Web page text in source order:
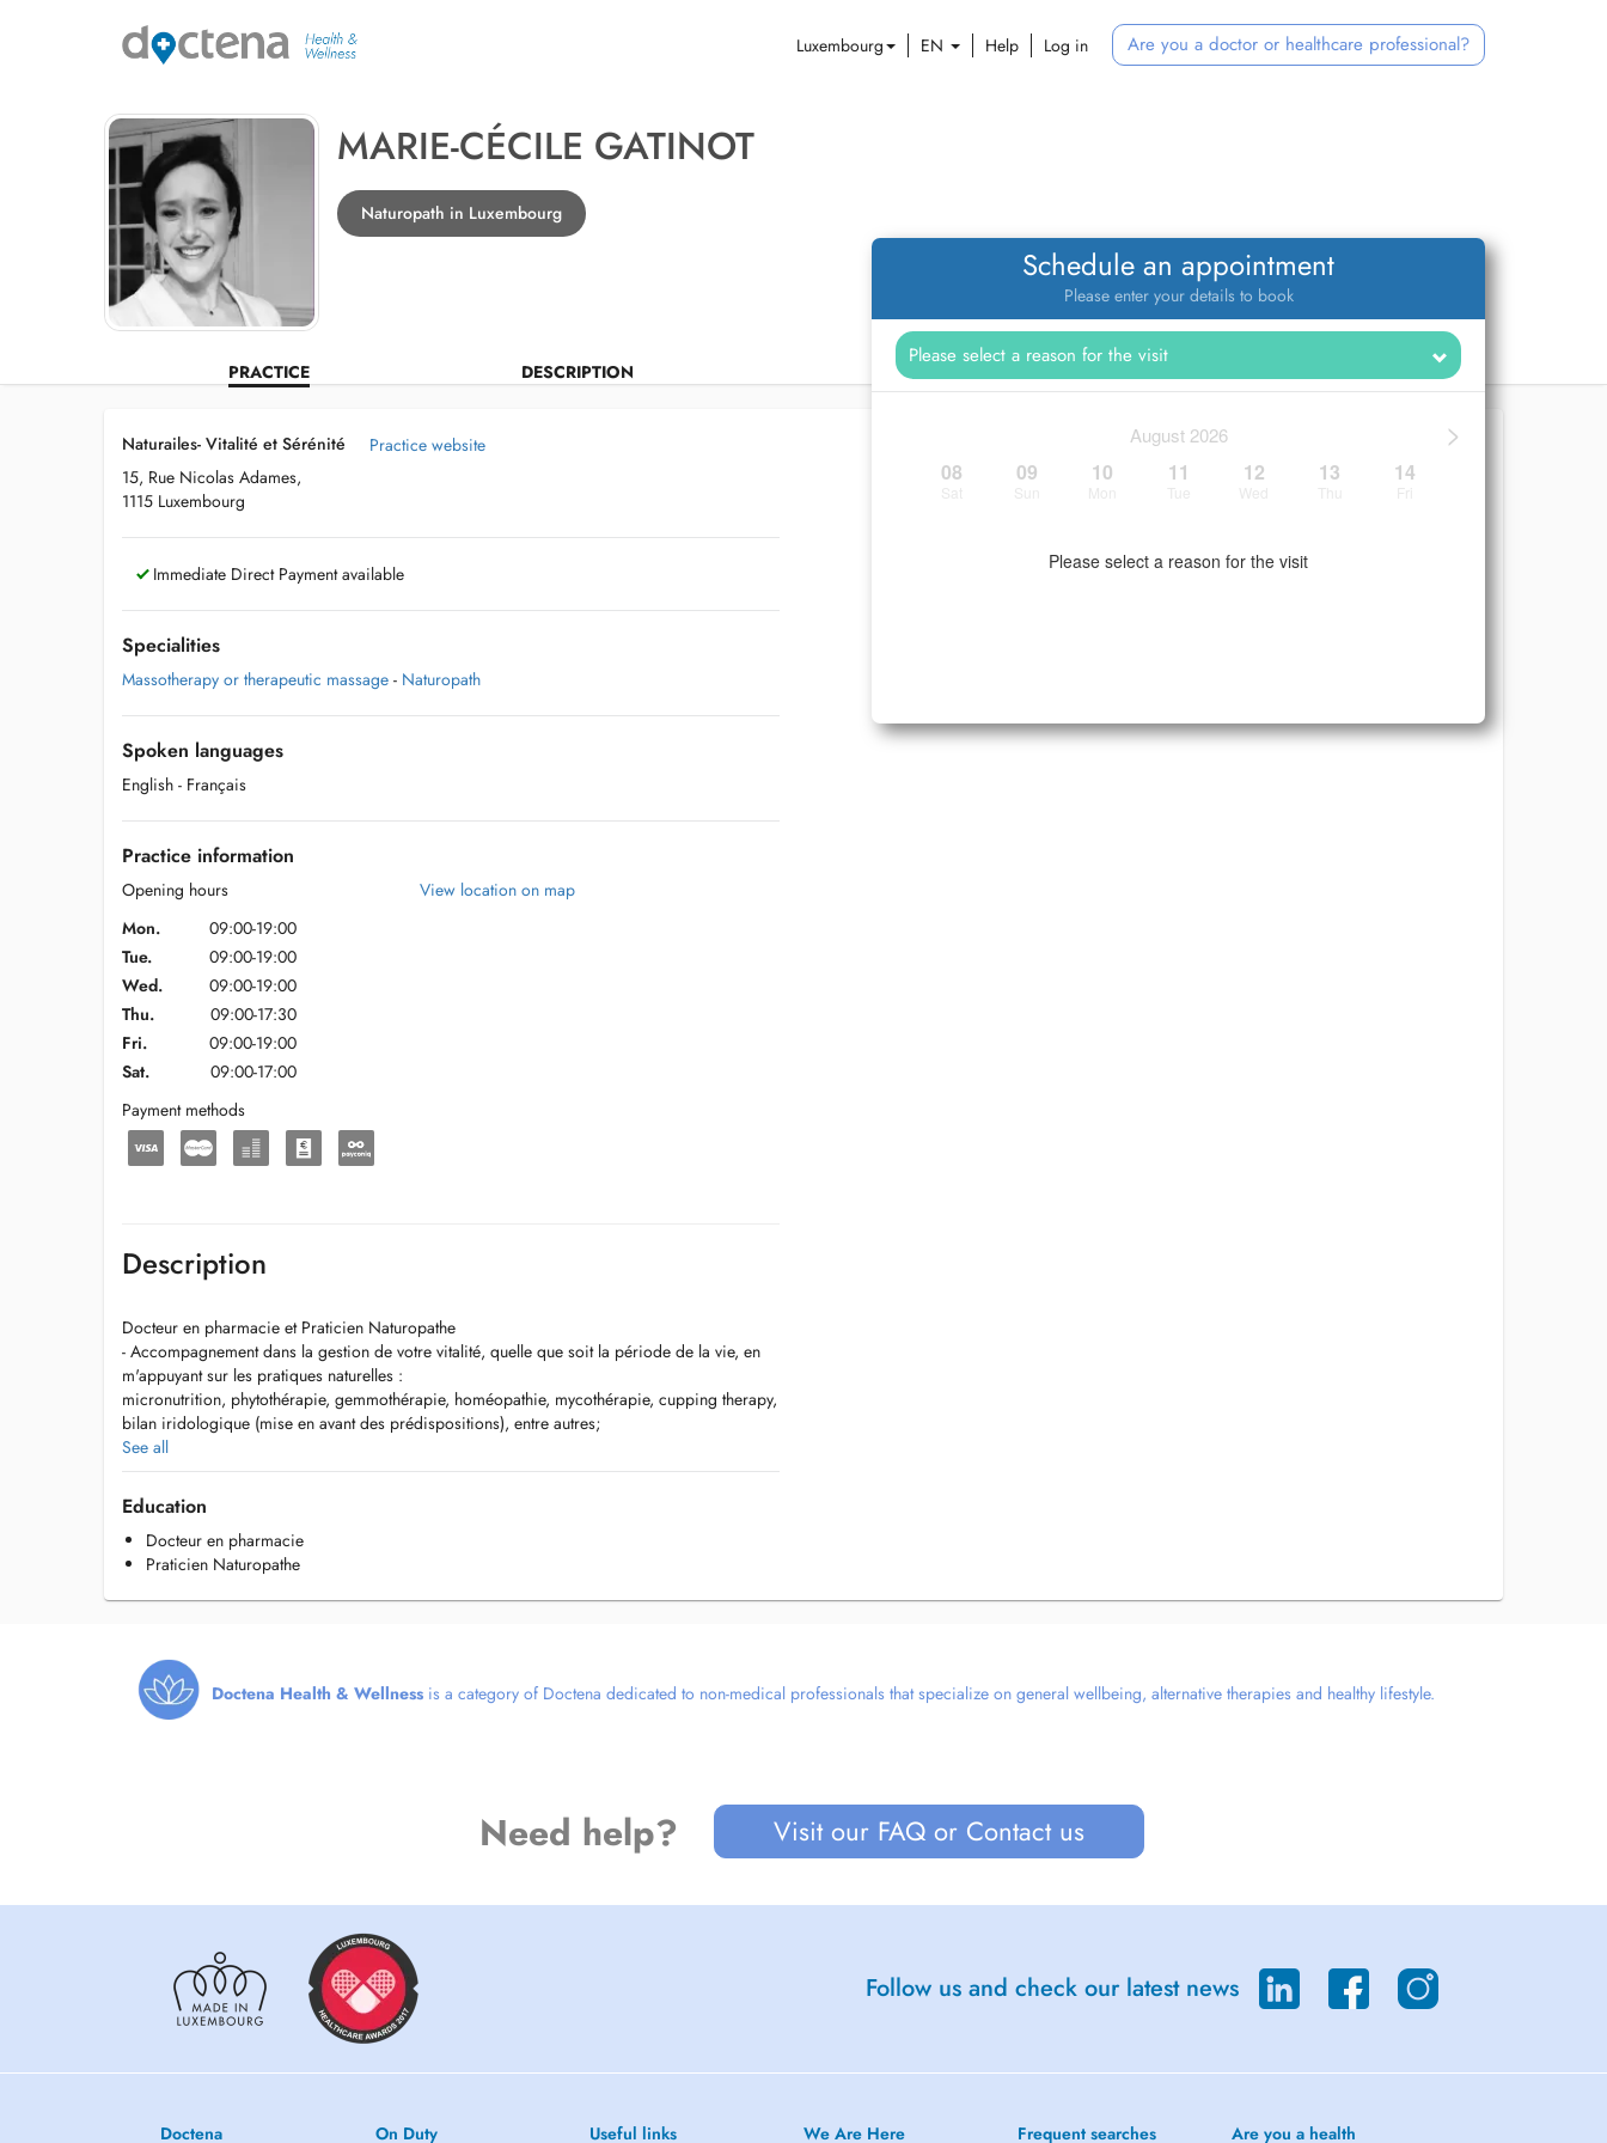
Luxembourg EN Help Log in Are you a doctor or healthcare professional?
MARIE-CÉCILE GATINOT
Naturopath in Luxembourg
PRACTICE DESCRIPTION
Schedule an appointment
Please enter your details to book
>
August 2026
08 09 10 11 12 13 14
Please select a reason for the visit
Naturailes- Vitalité et Sérénité
15, Rue Nicolas Adames,
1115 Luxembourg
Practice website
Immediate Direct Payment available
Specialities
Massotherapy or therapeutic massage - Naturopath
Spoken languages
English - Français
Practice information
Opening hours
Mon.
09:00-19:00
Tue.
09:00-19:00
Wed.
09:00-19:00
Thu.
09:00-17:30
Fri.
09:00-19:00
Sat.
09:00-17:00
Payment methods
View location on map
Description
Docteur en pharmacie et Praticien Naturopathe
- Accompagnement dans la gestion de votre vitalité, quelle que soit la période de la vie, en
m'appuyant sur les pratiques naturelles :
micronutrition, phytothérapie, gemmothérapie, homéopathie, mycothérapie, cupping therapy,
bilan iridologique (mise en avant des prédispositions), entre autres;
- Accompagnement dans la détox des métaux lourds.
- Massage bien-être pour libérer les tensions et vous permettre de vous reconnecter à votre
corps physique.
See all
Education
Docteur en pharmacie
Praticien Naturopathe
Doctena Health & Wellness is a category of Doctena dedicated to non-medical professionals that specialize on general wellbeing, alternative therapies and healthy lifestyle.
Need help? Visit our FAQ or Contact us
Follow us and check our latest news
Doctena On Duty Useful links We Are Here Frequent searches Are you a health